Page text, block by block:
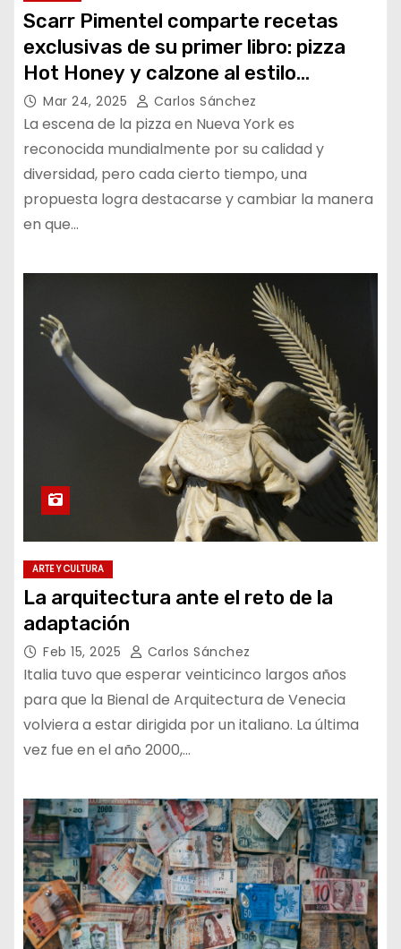
Scarr Pimentel comparte recetas
exclusivas de su primer libro: pizza
Hot Honey y calzone al estilo
neoyorquino
Mar 24, 2025 Carlos Sánchez
La escena de la pizza en Nueva York es
reconocida mundialmente por su calidad y
diversidad, pero cada cierto tiempo, una
propuesta logra destacarse y cambiar la manera
en que…
ARTE Y CULTURA
La arquitectura ante el reto de la
adaptación
Feb 15, 2025 Carlos Sánchez
Italia tuvo que esperar veinticinco largos años
para que la Bienal de Arquitectura de Venecia
volviera a estar dirigida por un italiano. La última
vez fue en el año 2000,…